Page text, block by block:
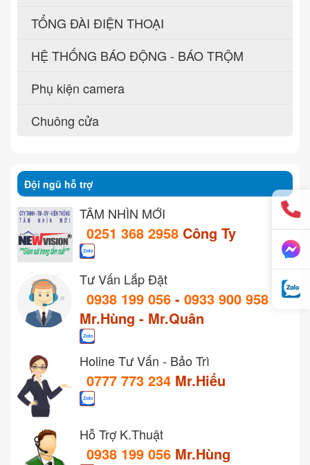
TỔNG ĐÀI ĐIỆN THOẠI
HỆ THỐNG BÁO ĐỘNG - BÁO TRỘM
Phụ kiện camera
Chuông cửa
Đội ngũ hỗ trợ
TẦM NHÌN MỚI
0251 368 2958 Công Ty
Tư Vấn Lắp Đặt
0938 199 056 - 0933 900 958
Mr.Hùng - Mr.Quân
Holine Tư Vấn - Bảo Trì
0777 773 234 Mr.Hiếu
Hỗ Trợ K.Thuật
0938 199 056 Mr.Hùng